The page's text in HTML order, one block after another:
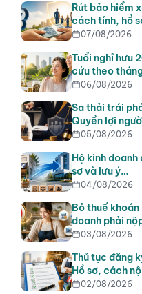
Rút bảo hiểm
cách tính, hồ
07/08/2026
Tuổi nghỉ hưu
cứu theo
06/08/2026
Sa thải trái
Quyền lợi
05/08/2026
Hộ kinh
sơ và lưu ý…
04/08/2026
Bỏ thuế khoán
doanh phải
03/08/2026
Thủ tục đăng
Hồ sơ, cách
02/08/2026